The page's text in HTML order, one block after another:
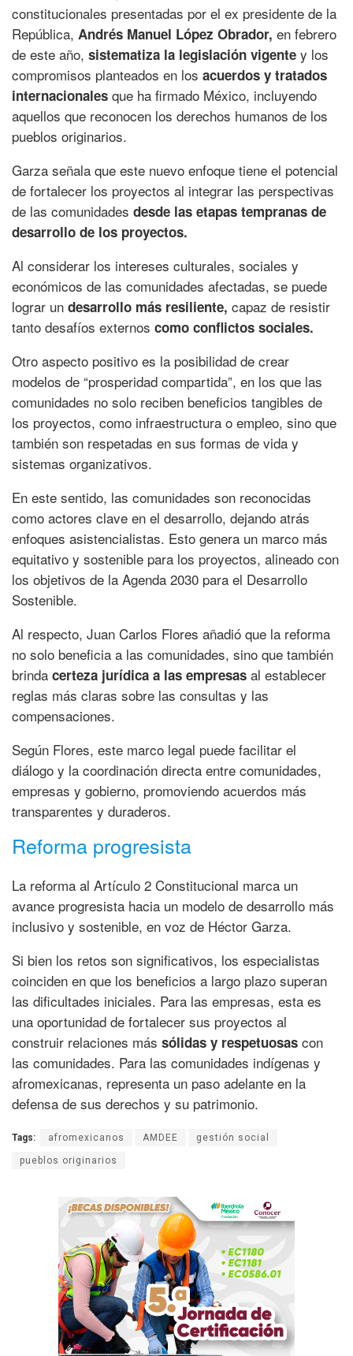
constitucionales presentadas por el ex presidente de la
República, Andrés Manuel López Obrador, en febrero
de este año, sistematiza la legislación vigente y los
compromisos planteados en los acuerdos y tratados
internacionales que ha firmado México, incluyendo
aquellos que reconocen los derechos humanos de los
pueblos originarios.
Garza señala que este nuevo enfoque tiene el potencial
de fortalecer los proyectos al integrar las perspectivas
de las comunidades desde las etapas tempranas de
desarrollo de los proyectos.
Al considerar los intereses culturales, sociales y
económicos de las comunidades afectadas, se puede
lograr un desarrollo más resiliente, capaz de resistir
tanto desafíos externos como conflictos sociales.
Otro aspecto positivo es la posibilidad de crear
modelos de “prosperidad compartida”, en los que las
comunidades no solo reciben beneficios tangibles de
los proyectos, como infraestructura o empleo, sino que
también son respetadas en sus formas de vida y
sistemas organizativos.
En este sentido, las comunidades son reconocidas
como actores clave en el desarrollo, dejando atrás
enfoques asistencialistas. Esto genera un marco más
equitativo y sostenible para los proyectos, alineado con
los objetivos de la Agenda 2030 para el Desarrollo
Sostenible.
Al respecto, Juan Carlos Flores añadió que la reforma
no solo beneficia a las comunidades, sino que también
brinda certeza jurídica a las empresas al establecer
reglas más claras sobre las consultas y las
compensaciones.
Según Flores, este marco legal puede facilitar el
diálogo y la coordinación directa entre comunidades,
empresas y gobierno, promoviendo acuerdos más
transparentes y duraderos.
Reforma progresista
La reforma al Artículo 2 Constitucional marca un
avance progresista hacia un modelo de desarrollo más
inclusivo y sostenible, en voz de Héctor Garza.
Si bien los retos son significativos, los especialistas
coinciden en que los beneficios a largo plazo superan
las dificultades iniciales. Para las empresas, esta es
una oportunidad de fortalecer sus proyectos al
construir relaciones más sólidas y respetuosas con
las comunidades. Para las comunidades indígenas y
afromexicanas, representa un paso adelante en la
defensa de sus derechos y su patrimonio.
Tags: afromexicanos AMDEE gestión social
pueblos originarios